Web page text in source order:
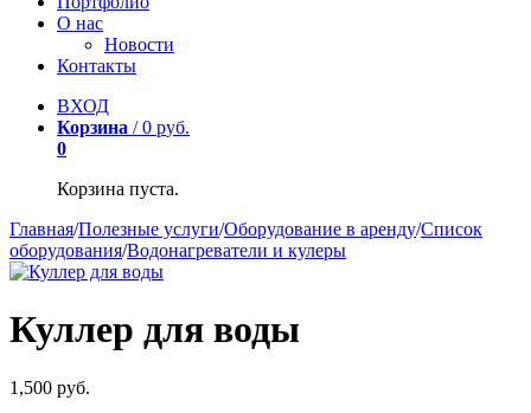
О нас
Новости
Контакты
ВХОД
Корзина /0 руб.
0
Корзина пуста.
Главная/Полезные услуги/Оборудование в аренду/Список
оборудования/Водонагреватели и кулеры
Куллер для воды
1,500 руб.